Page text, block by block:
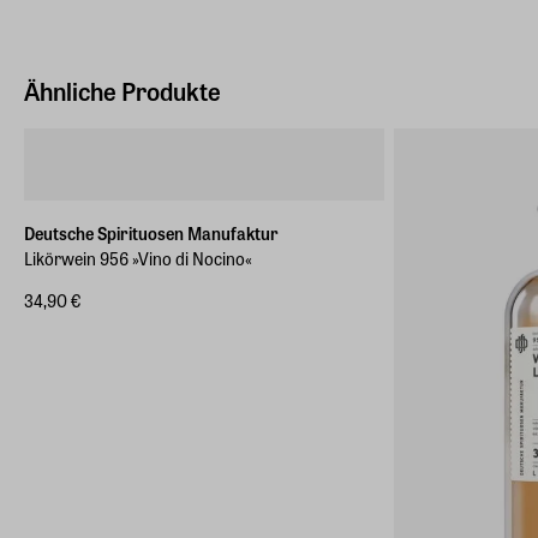
Ähnliche Produkte
Deutsche Spirituosen Manufaktur
Likörwein 956 »Vino di Nocino«
34,90 €